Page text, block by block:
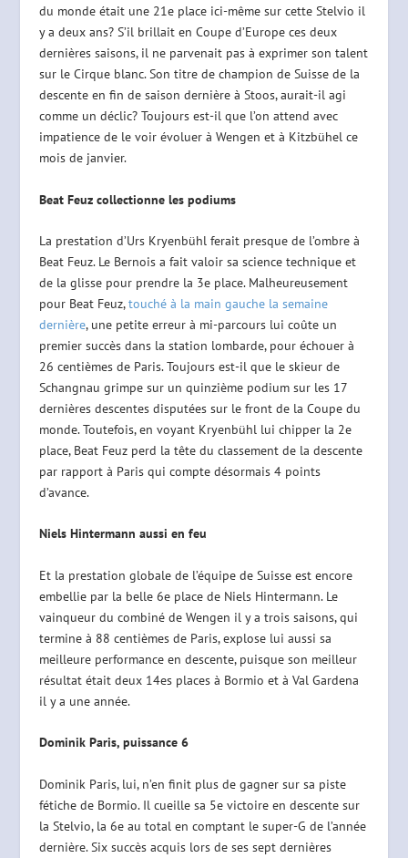
du monde était une 21e place ici-même sur cette Stelvio il
y a deux ans? S’il brillait en Coupe d’Europe ces deux
dernières saisons, il ne parvenait pas à exprimer son talent
sur le Cirque blanc. Son titre de champion de Suisse de la
descente en fin de saison dernière à Stoos, aurait-il agi
comme un déclic? Toujours est-il que l’on attend avec
impatience de le voir évoluer à Wengen et à Kitzbühel ce
mois de janvier.
Beat Feuz collectionne les podiums
La prestation d’Urs Kryenbühl ferait presque de l’ombre à
Beat Feuz. Le Bernois a fait valoir sa science technique et
de la glisse pour prendre la 3e place. Malheureusement
pour Beat Feuz,touché à la main gauche la semaine
dernière, une petite erreur à mi-parcours lui coûte un
premier succès dans la station lombarde, pour échouer à
26 centièmes de Paris. Toujours est-il que le skieur de
Schangnau grimpe sur un quinzième podium sur les 17
dernières descentes disputées sur le front de la Coupe du
monde. Toutefois, en voyant Kryenbühl lui chipper la 2e
place, Beat Feuz perd la tête du classement de la descente
par rapport à Paris qui compte désormais 4 points
d’avance.
Niels Hintermann aussi en feu
Et la prestation globale de l’équipe de Suisse est encore
embellie par la belle 6e place de Niels Hintermann. Le
vainqueur du combiné de Wengen il y a trois saisons, qui
termine à 88 centièmes de Paris, explose lui aussi sa
meilleure performance en descente, puisque son meilleur
résultat était deux 14es places à Bormio et à Val Gardena
il y a une année.
Dominik Paris, puissance 6
Dominik Paris, lui, n’en finit plus de gagner sur sa piste
fétiche de Bormio. Il cueille sa 5e victoire en descente sur
la Stelvio, la 6e au total en comptant le super-G de l’année
dernière. Six succès acquis lors de ses sept dernières